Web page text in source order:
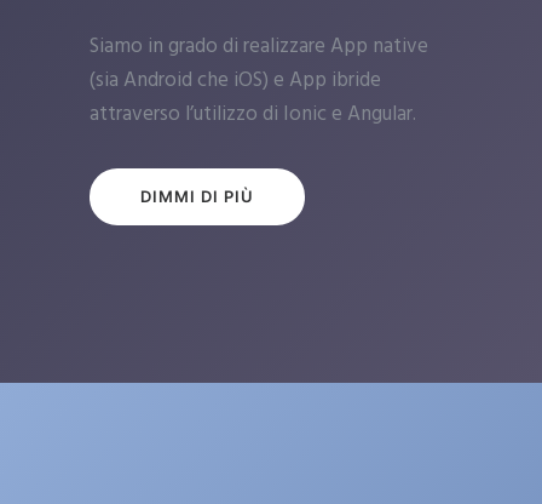
Siamo in grado di realizzare App native
(sia Android che iOS) e App ibride
attraverso l’utilizzo di Ionic e Angular.
DIMMI DI PIÙ